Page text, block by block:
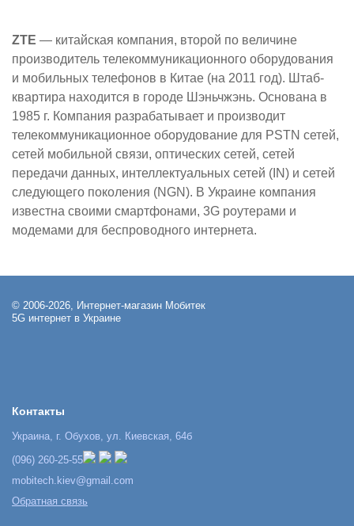
ZTE — китайская компания, второй по величине
производитель телекоммуникационного оборудования
и мобильных телефонов в Китае (на 2011 год). Штаб-
квартира находится в городе Шэньчжэнь. Основана в
1985 г. Компания разрабатывает и производит
телекоммуникационное оборудование для PSTN сетей,
сетей мобильной связи, оптических сетей, сетей
передачи данных, интеллектуальных сетей (IN) и сетей
следующего поколения (NGN). В Украине компания
известна своими смартфонами, 3G роутерами и
модемами для беспроводного интернета.
© 2006-2026, Интернет-магазин Мобитек
5G интернет в Украине
Контакты
Украина, г. Обухов, ул. Киевская, 64б
(096) 260-25-55
mobitech.kiev@gmail.com
Обратная связь